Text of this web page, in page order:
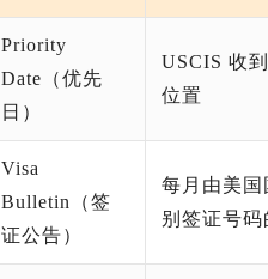
Priority
Date（优先
日）
USCIS 收
位置
Visa
Bulletin（签
证公告）
每月由美
别签证号码